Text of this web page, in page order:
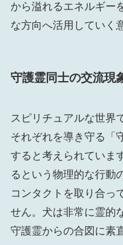
から溢れるエネルギー
な方向へ活用していく
守護霊同士の交流現
スピリチュアルな世界
それぞれを導き守る「
すると考えられていま
るという物理的な行動
コンタクトを取り合っ
せん。犬は非常に霊的
守護霊からの合図に素